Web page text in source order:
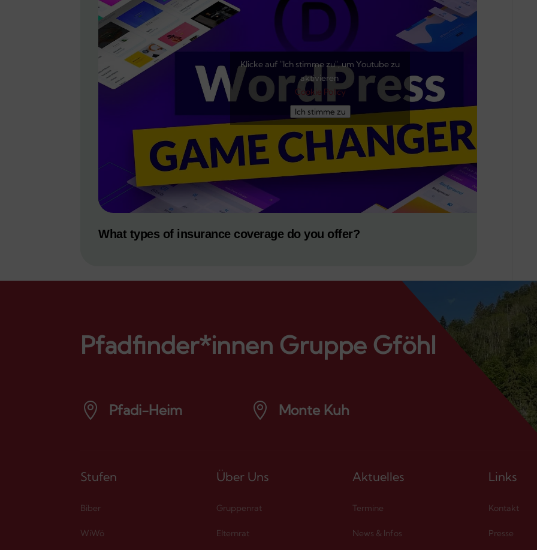
Klicke auf "Ich stimme zu", um Youtube zu
aktivieren
Cookie Policy
Ich stimme zu
What types of insurance coverage do you offer?
Pfadfinder*innen Gruppe Gföhl
 Pfadi-Heim  Monte Kuh
Stufen
Biber
WiWö
Über Uns
Gruppenrat
Elternrat
Aktuelles
Termine
News & Infos
Links
Kontakt
Presse